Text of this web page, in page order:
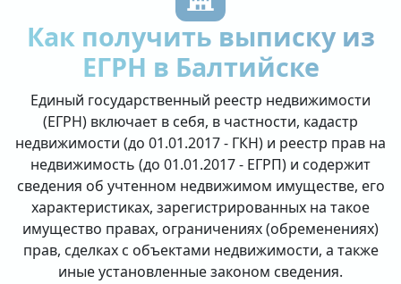
Как получить выписку из
ЕГРН в Балтийске
Единый государственный реестр недвижимости
(ЕГРН) включает в себя, в частности, кадастр
недвижимости (до 01.01.2017 - ГКН) и реестр прав на
недвижимость (до 01.01.2017 - ЕГРП) и содержит
сведения об учтенном недвижимом имуществе, его
характеристиках, зарегистрированных на такое
имущество правах, ограничениях (обременениях)
прав, сделках с объектами недвижимости, а также
иные установленные законом сведения.